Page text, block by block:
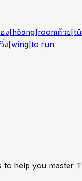
ง[hɔ̂ɔng] roomถ้วย [
วิ่ง [wîng]to run
help you